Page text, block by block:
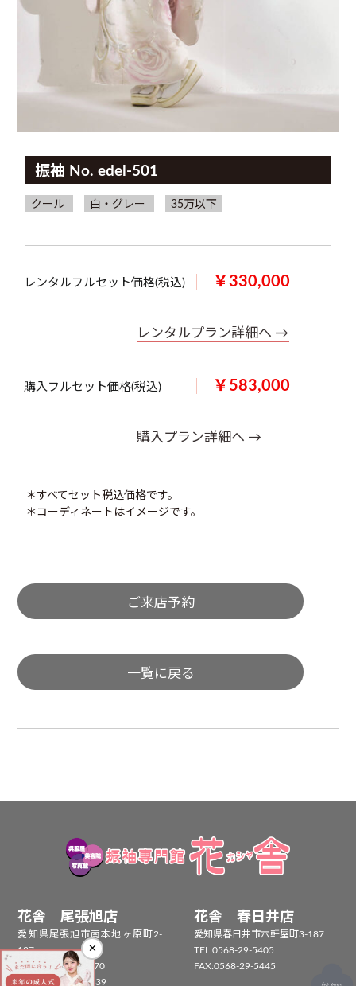
振袖 No. edel-501
クール 白・グレー 35万以下
レンタルフルセット価格(税込) ￥330,000
レンタルプラン詳細へ →
購入フルセット価格(税込) ￥583,000
購入プラン詳細へ →
＊すべてセット税込価格です。
＊コーディネートはイメージです。
ご来店予約
一覧に戻る
花舎 尾張旭店
愛知県尾張旭市南本地ヶ原町2-
127
TEL： 0561-55-5170
FAX：0561-55-5239
花舎 春日井店
愛知県春日井市六軒屋町3-187
TEL:0568-29-5405
FAX:0568-29-5445
✕